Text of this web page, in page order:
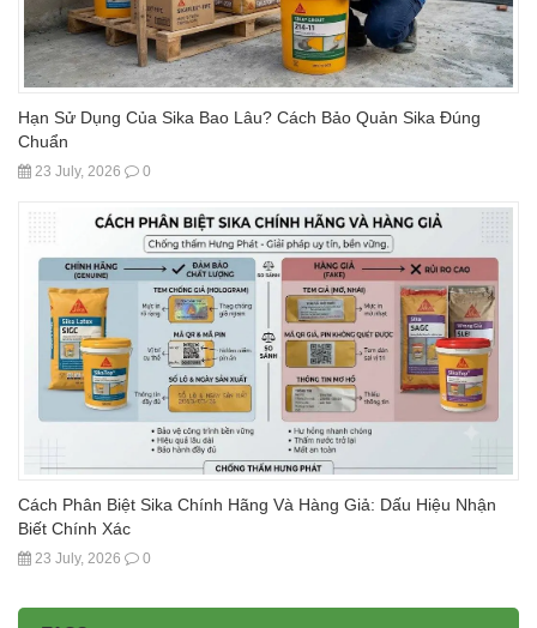
Hạn Sử Dụng Của Sika Bao Lâu? Cách Bảo Quản Sika Đúng
Chuẩn
23 July, 2026 0
Cách Phân Biệt Sika Chính Hãng Và Hàng Giả: Dấu Hiệu Nhận
Biết Chính Xác
23 July, 2026 0